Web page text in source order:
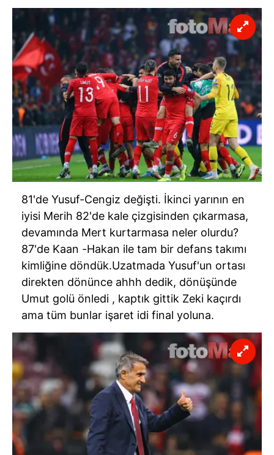
81'de Yusuf-Cengiz değişti. İkinci yarının en
iyisi Merih 82'de kale çizgisinden çıkarmasa,
devamında Mert kurtarmasa neler olurdu?
87'de Kaan -Hakan ile tam bir defans takımı
kimliğine döndük.Uzatmada Yusuf'un ortası
direkten dönünce ahhh dedik, dönüşünde
Umut golü önledi , kaptık gittik Zeki kaçırdı
ama tüm bunlar işaret idi final yoluna.